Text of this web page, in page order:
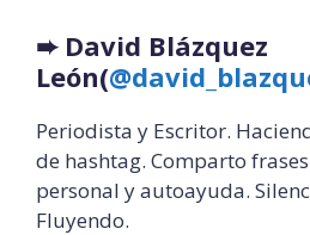
➨ David Blázquez
León(
Periodista y Escritor.
de hashtag. Comparto
personal y autoayuda.
Fluyendo.